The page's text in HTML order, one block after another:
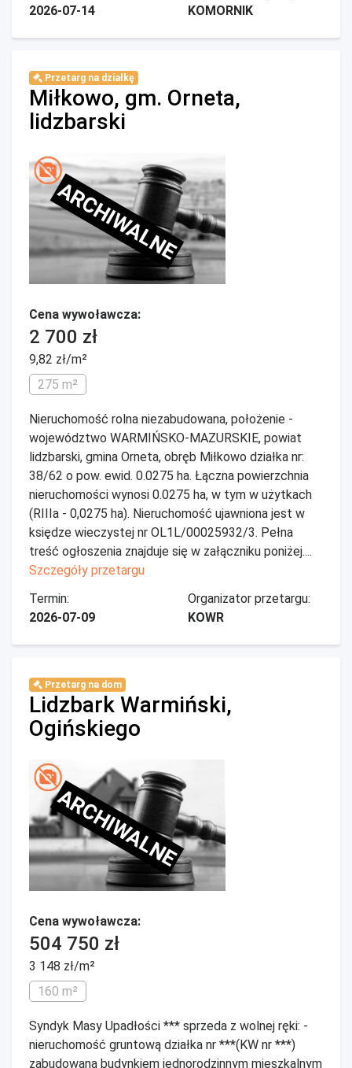
2026-07-14
KOMORNIK
Przetarg na działkę
Miłkowo, gm. Orneta,
lidzbarski
ARCHIWALNE
Cena wywoławcza:
2 700 zł
9,82 zł/m²
275 m²
Nieruchomość rolna niezabudowana, położenie -
województwo WARMIŃSKO-MAZURSKIE, powiat
lidzbarski, gmina Orneta, obręb Miłkowo działka nr:
38/62 o pow. ewid. 0.0275 ha. Łączna powierzchnia
nieruchomości wynosi 0.0275 ha, w tym w użytkach
(RIIIa - 0,0275 ha). Nieruchomość ujawniona jest w
księdze wieczystej nr OL1L/00025932/3. Pełna
treść ogłoszenia znajduje się w załączniku poniżej....
Szczegóły przetargu
Termin:
2026-07-09
Organizator przetargu:
KOWR
Przetarg na dom
Lidzbark Warmiński,
Ogińskiego
ARCHIWALNE
Cena wywoławcza:
504 750 zł
3 148 zł/m²
160 m²
Syndyk Masy Upadłości *** sprzeda z wolnej ręki: -
nieruchomość gruntową działka nr ***(KW nr ***)
zabudowaną budynkiem jednorodzinnym mieszkalnym